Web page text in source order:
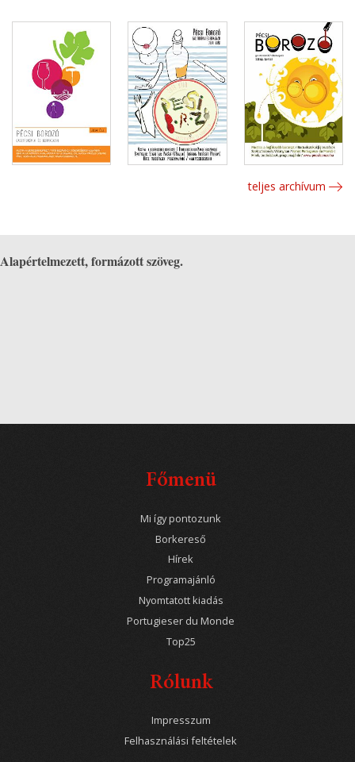
teljes archívum
Alapértelmezett, formázott szöveg.
Főmenü
Mi így pontozunk
Borkereső
Hírek
Programajánló
Nyomtatott kiadás
Portugieser du Monde
Top25
Rólunk
Impresszum
Felhasználási feltételek